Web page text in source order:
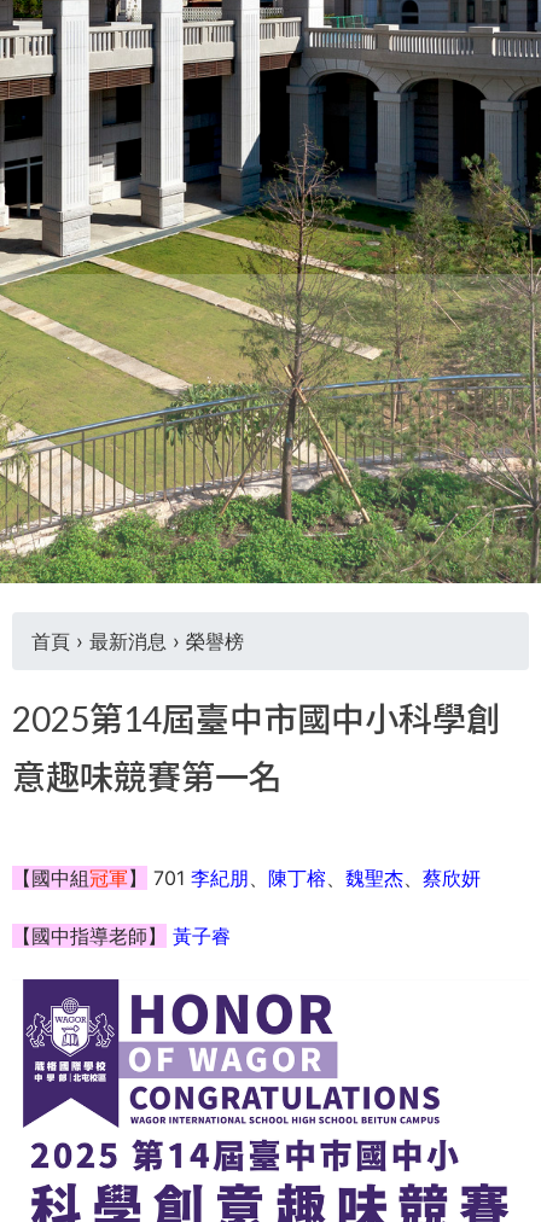
養
具
國
際
移
動
力
的
世
界
公
民。
WAGOR
TODAY
THE
WORLD
TOMORROW
PUTTING
YOU
ON
PATH
CITIZENSHIP
在
這
裡
首頁 › 最新消息 › 榮譽榜
2025第14屆臺中市國中小科學創
意趣味競賽第一名
【國中組冠軍】 701 李紀朋 陳丁榕 魏聖杰 蔡欣妍
【國中指導老師】 黃子睿